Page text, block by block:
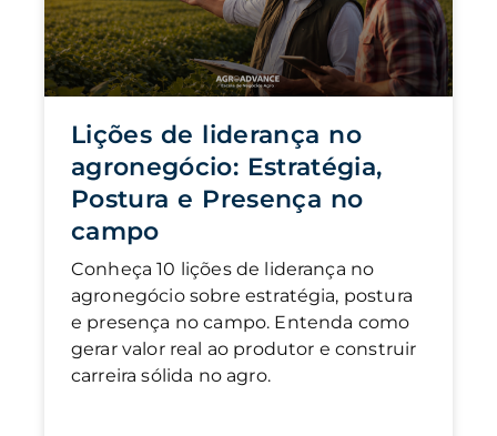
Lições de liderança no
agronegócio: Estratégia,
Postura e Presença no
campo
Conheça 10 lições de liderança no
agronegócio sobre estratégia, postura
e presença no campo. Entenda como
gerar valor real ao produtor e construir
carreira sólida no agro.